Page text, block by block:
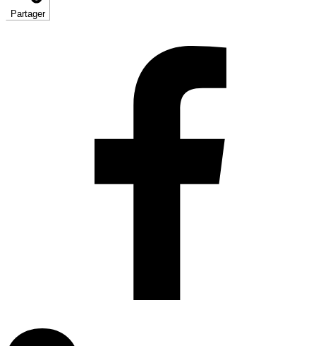
Partager